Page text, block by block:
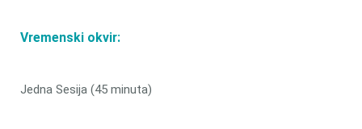
Vremenski okvir:
Jedna Sesija (45 minuta)